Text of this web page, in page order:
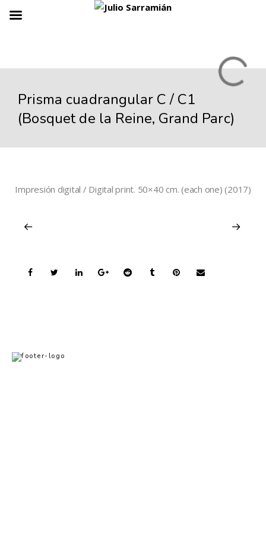
Prisma cuadrangular C / C1
(Bosquet de la Reine, Grand Parc)
Impresión digital / Digital print. 50×40 cm. (each one) (2017)